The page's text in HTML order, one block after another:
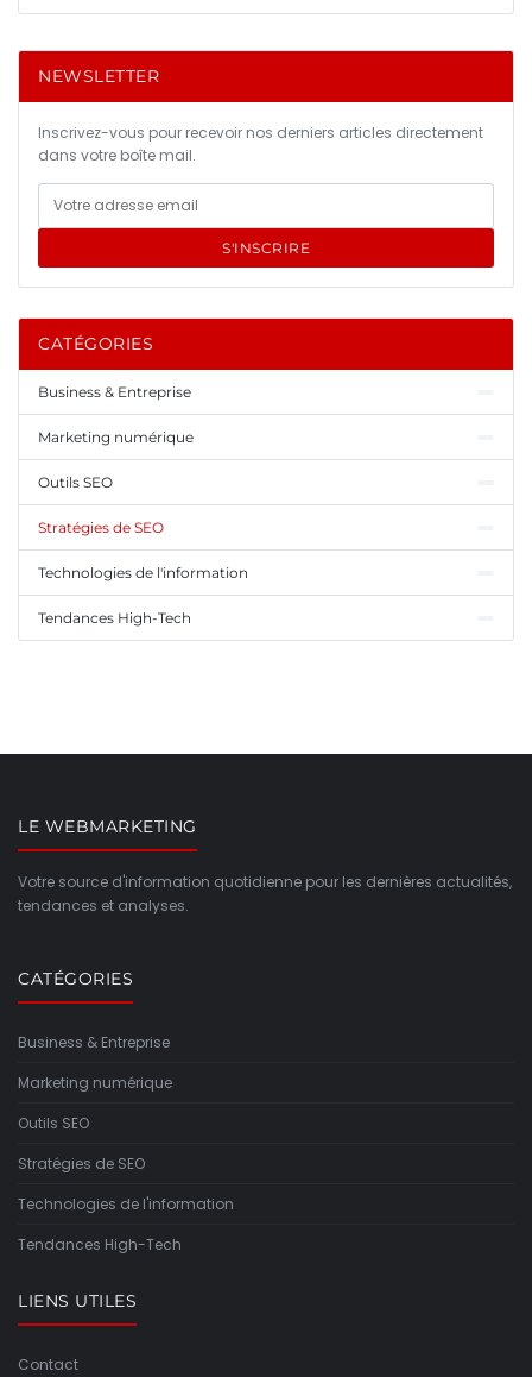
NEWSLETTER
Inscrivez-vous pour recevoir nos derniers articles directement
dans votre boîte mail.
S'INSCRIRE
CATÉGORIES
Business & Entreprise
Marketing numérique
Outils SEO
Stratégies de SEO
Technologies de l'information
Tendances High-Tech
LE WEBMARKETING
Votre source d'information quotidienne pour les dernières actualités,
tendances et analyses.
CATÉGORIES
Business & Entreprise
Marketing numérique
Outils SEO
Stratégies de SEO
Technologies de l'information
Tendances High-Tech
LIENS UTILES
Contact